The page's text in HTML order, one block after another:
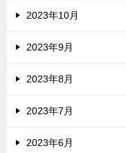
2023年10月
2023年9月
2023年8月
2023年7月
2023年6月